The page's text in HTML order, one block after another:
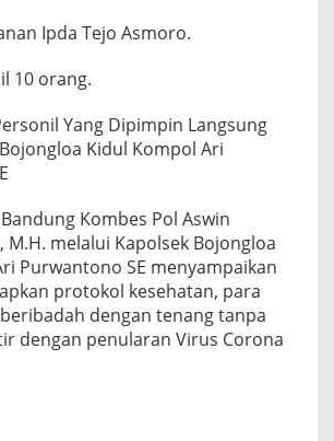
Ipda Tejo Asmoro.
10 orang.
Yang Dipimpin Langsung
Kidul Kompol Ari
Kombes Pol Aswin
M.H. melalui Kapolsek Bojongloa
Purwantono SE menyampaikan
protokol kesehatan, para
dengan tenang tanpa
dengan penularan Virus Corona